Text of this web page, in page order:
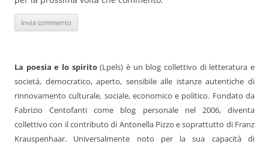
La poesia e lo spirito(Lpels) è un blog collettivo di letteratura e
società, democratico, aperto, sensibile alle istanze autentiche di
rinnovamento culturale, sociale, economico e politico. Fondato da
Fabrizio Centofanti come blog personale nel 2006, diventa
collettivo con il contributo di Antonella Pizzo e soprattutto di Franz
Krauspenhaar. Universalmente noto per la sua capacità di